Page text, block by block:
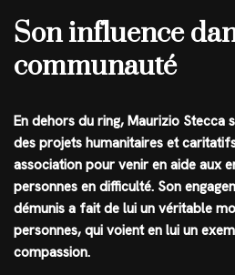
Son influence
communauté
En dehors du ring, Maurizio Stecca
des projets humanitaires et
association pour venir en aide aux
personnes en difficulté. Son
démunis a fait de lui un véritable
personnes, qui voient en lui un
compassion.